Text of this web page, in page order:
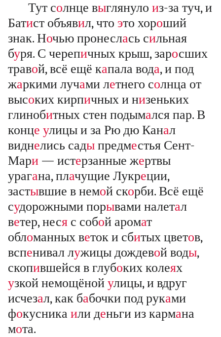
Тут солнце выглянуло из-за туч, и
Батист объявил, что это хороший
знак. Ночью пронеслась сильная
буря. С черепичных крыш, заросших
травой, всё ещё капала вода, и под
жаркими лучами летнего солнца от
высоких кирпичных и низеньких
глинобитных стен подымался пар. В
конце улицы и за Рю дю Канал
виднелись сады предместья Сент-
Мари — истерзанные жертвы
урагана, плачущие Лукреции,
застывшие в немой скорби. Всё ещё
судорожными порывами налетал
ветер, неся с собой аромат
обломанных веток и сбитых цветов,
вспенивал лужицы дождевой воды,
скопившейся в глубоких колеях
узкой немощёной улицы, и вдруг
исчезал, как бабочки под руками
фокусника или деньги из кармана
мота.